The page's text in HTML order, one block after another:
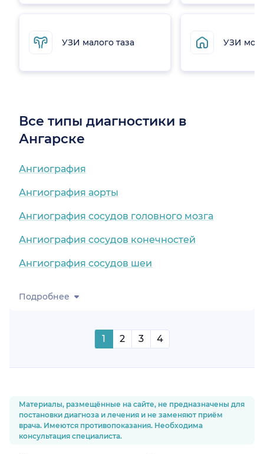
УЗИ малого таза УЗИ
Все типы диагностики в
Ангарске
Ангиография
Ангиография аорты
Ангиография сосудов головного мозга
Ангиография сосудов конечностей
Ангиография сосудов шеи
Подробнее
1 2 3 4
Материалы, размещённые на сайте, не предназначены для
постановки диагноза и лечения и не заменяют приём
врача. Имеются противопоказания. Необходима
консультация специалиста.